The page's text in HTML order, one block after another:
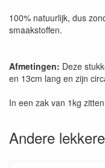
100% natuurlijk, dus
smaakstoffen.
Afmetingen: Deze
en 13cm lang en zijn
In een zak van 1kg
Andere